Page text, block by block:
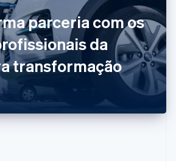
parceria com os
da
transformação